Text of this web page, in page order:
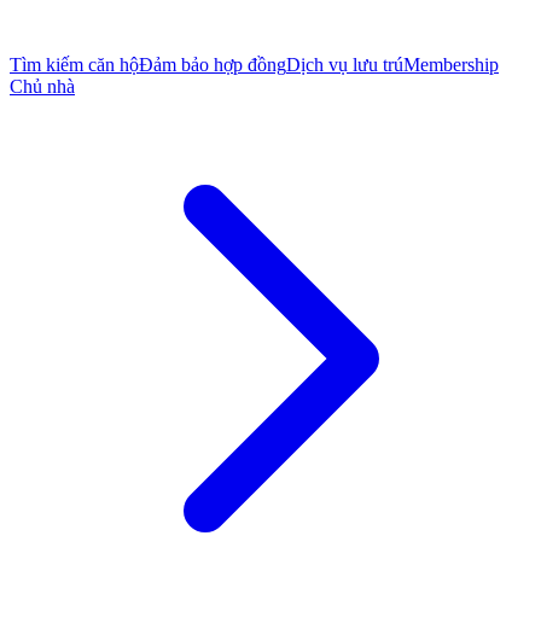
Tìm kiếm căn hộĐảm bảo hợp đồngDịch vụ lưu trúMembership
Chủ nhà